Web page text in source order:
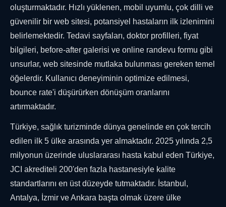
oluşturmaktadır. Hızlı yüklenen, mobil uyumlu, çok dilli ve
güvenilir bir web sitesi, potansiyel hastaların ilk izlenimini
belirlemektedir. Tedavi sayfaları, doktor profilleri, fiyat
bilgileri, before-after galerisi ve online randevu formu gibi
unsurlar, web sitesinde mutlaka bulunması gereken temel
öğelerdir. Kullanıcı deneyiminin optimize edilmesi,
bounce rate'i düşürürken dönüşüm oranlarını
artırmaktadır.
Türkiye, sağlık turizminde dünya genelinde en çok tercih
edilen ilk 5 ülke arasında yer almaktadır. 2025 yılında 2,5
milyonun üzerinde uluslararası hasta kabul eden Türkiye,
JCI akrediteli 200'den fazla hastanesiyle kalite
standartlarını en üst düzeyde tutmaktadır. İstanbul,
Antalya, İzmir ve Ankara başta olmak üzere ülke